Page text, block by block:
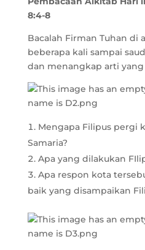
8:4-8
Bacalah Firman Tuhan di
beberapa kali sampai
dan menangkap arti
Mengapa Filipus pergi
Samaria?
Apa yang dilakukan
Apa respon kota
baik yang disampaikan